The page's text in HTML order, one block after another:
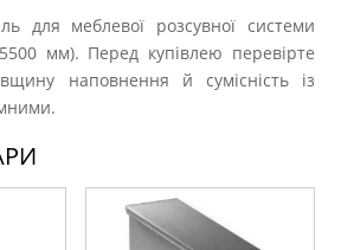
для меблевої розсувної системи
мм). Перед купівлею перевірте
наповнення й сумісність із